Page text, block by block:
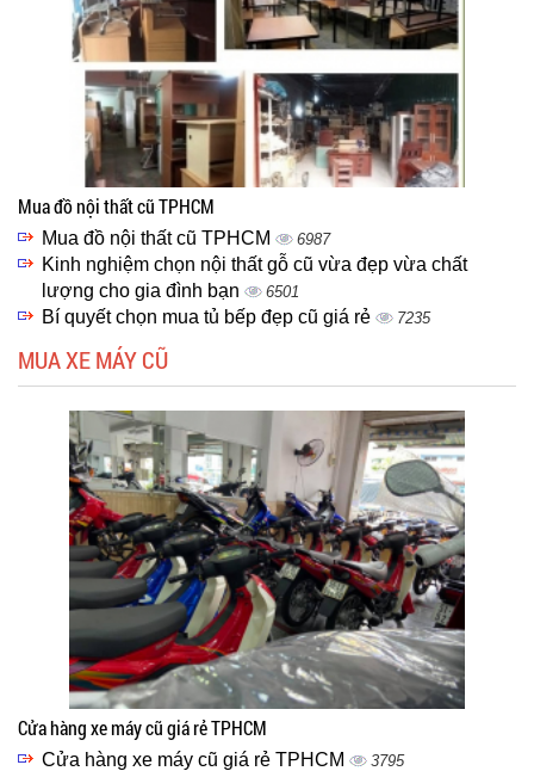
Mua đồ nội thất cũ TPHCM
Mua đồ nội thất cũ TPHCM 6987
Kinh nghiệm chọn nội thất gỗ cũ vừa đẹp vừa chất
lượng cho gia đình bạn
6501
Bí quyết chọn mua tủ bếp đẹp cũ giá rẻ 7235
MUA XE MÁY CŨ
Cửa hàng xe máy cũ giá rẻ TPHCM
Cửa hàng xe máy cũ giá rẻ TPHCM 3795